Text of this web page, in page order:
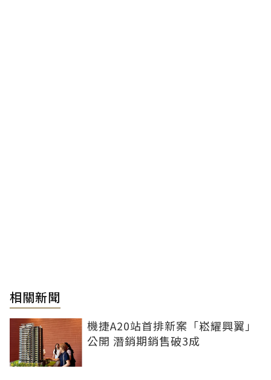
相關新聞
機捷A20站首排新案「崧耀興翼」
公開 潛銷期銷售破3成